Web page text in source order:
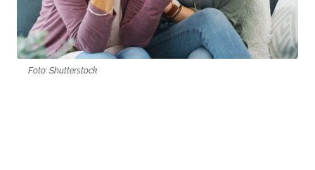
Foto: Shutterstock